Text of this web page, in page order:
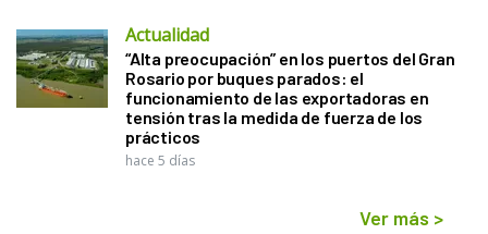
Actualidad
“Alta preocupación” en los puertos del Gran
Rosario por buques parados: el
funcionamiento de las exportadoras en
tensión tras la medida de fuerza de los
prácticos
hace 5 días
Ver más >